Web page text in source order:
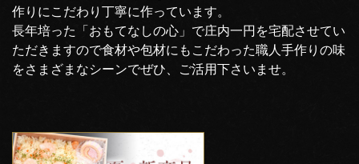
作りにこだわり丁寧に作っています。
長年培った「おもてなしの心」で庄内一円を宅配させてい
ただきますので食材や包材にもこだわった職人手作りの味
をさまざまなシーンでぜひ、ご活用下さいませ。